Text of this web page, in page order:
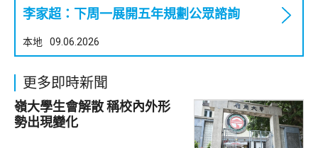
李家超：下周一展開五年規劃公眾諮詢
本地 09.06.2026
更多即時新聞
嶺大學生會解散 稱校內外形
勢出現變化